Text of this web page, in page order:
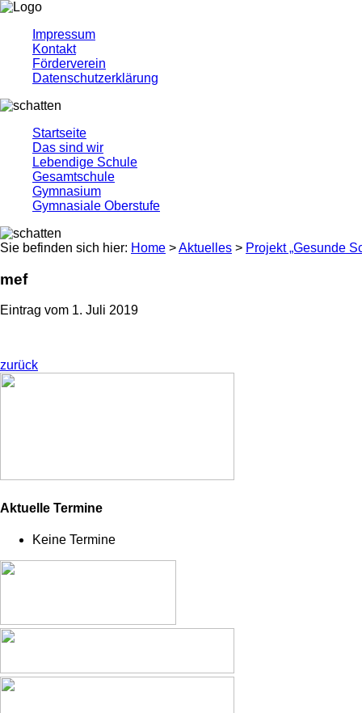
Impressum
Kontakt
Förderverein
Datenschutzerklärung
Startseite
Das sind wir
Lebendige Schule
Gesamtschule
Gymnasium
Gymnasiale Oberstufe
Sie befinden sich hier: Home >Aktuelles > Projekt „Gesunde
mef
Eintrag vom 1. Juli 2019
zurück
Aktuelle Termine
Keine Termine